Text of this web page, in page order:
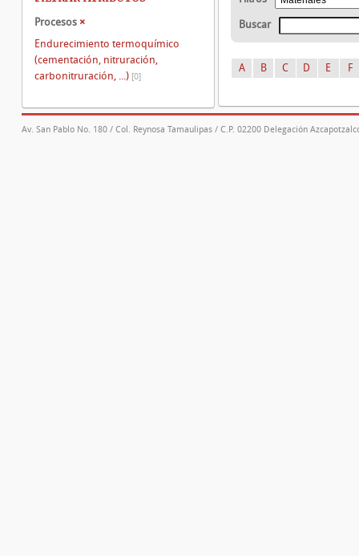
Buscar
A B C D E F
Procesos ×
Endurecimiento termoquímico
(cementación, nitruración,
carbonitruración, ...) [0]
Av. San Pablo No. 180 / Col. Reynosa Tamaulipas / C.P. 02200 Delegación